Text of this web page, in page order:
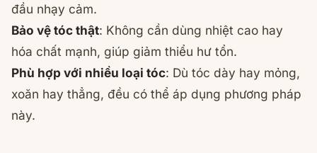
đầu nhạy cảm.
Bảo vệ tóc thật: Không cần dùng nhiệt cao hay
hóa chất mạnh, giúp giảm thiểu hư tổn.
Phù hợp với nhiều loại tóc: Dù tóc dày hay mỏng,
xoăn hay thẳng, đều có thể áp dụng phương pháp
này.